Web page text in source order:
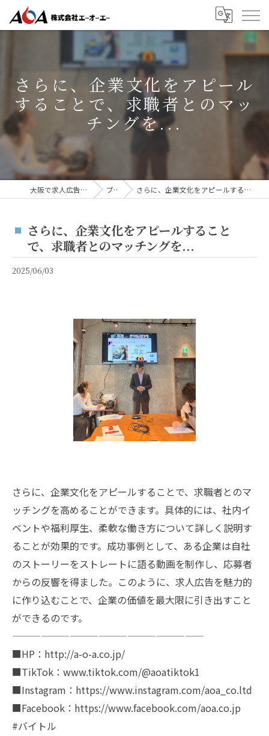
さらに、企業文化をアピール
することで、求職者とのマッ
チングを...
大阪で求人広告なら株式会社AOA ブログ さらに、企業文化をアピールすることで、求職者とのマッチングを...
さらに、企業文化をアピールすること
で、求職者とのマッチングを...
2025/06/03
さらに、企業文化をアピールすることで、求職者とのマ
ッチングを高めることができます。具体的には、社内イ
ベントや福利厚生、柔軟な働き方について詳しく説明す
ることが効果的です。成功事例として、ある企業は自社
のストーリーをストレートに語る動画を制作し、応募者
からの反響を得ました。このように、求人広告を魅力的
に作り込むことで、企業の価値を最大限に引き出すこと
ができるのです。
————————————————————
■HP：http://a-o-a.co.jp/
■TikTok：www.tiktok.com/@aoatiktok1
■Instagram：https://www.instagram.com/aoa_co.ltd
■Facebook：https://www.facebook.com/aoa.co.jp
#バイトル